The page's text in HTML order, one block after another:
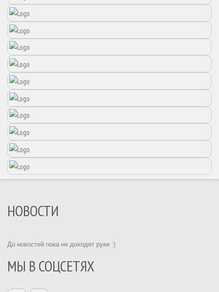
НОВОСТИ
До новостей пока не доходят руки :)
МЫ В СОЦСЕТЯХ